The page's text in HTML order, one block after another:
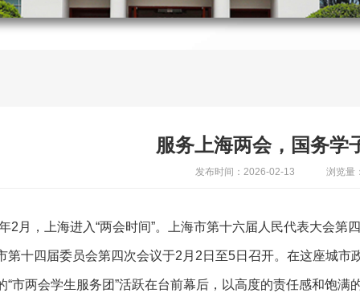
服务上海两会，国务学
发布时间：2026-02-13 浏览量
2月，上海进入“两会时间”。上海市第十六届人民代表大会第
第十四届委员会第四次会议于2月2日至5日召开。在这座城
“市两会学生服务团”活跃在台前幕后，以高度的责任感和饱